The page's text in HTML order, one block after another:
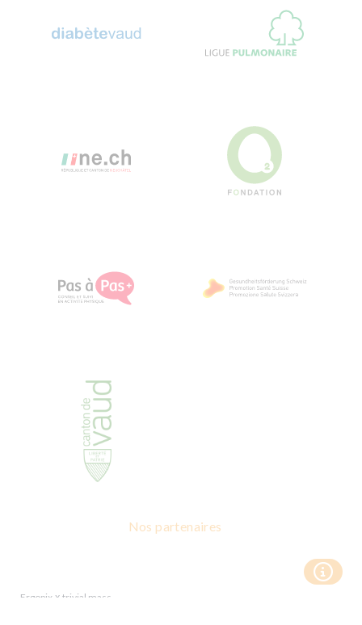
Nos partenaires
Ergopixx trivial mass